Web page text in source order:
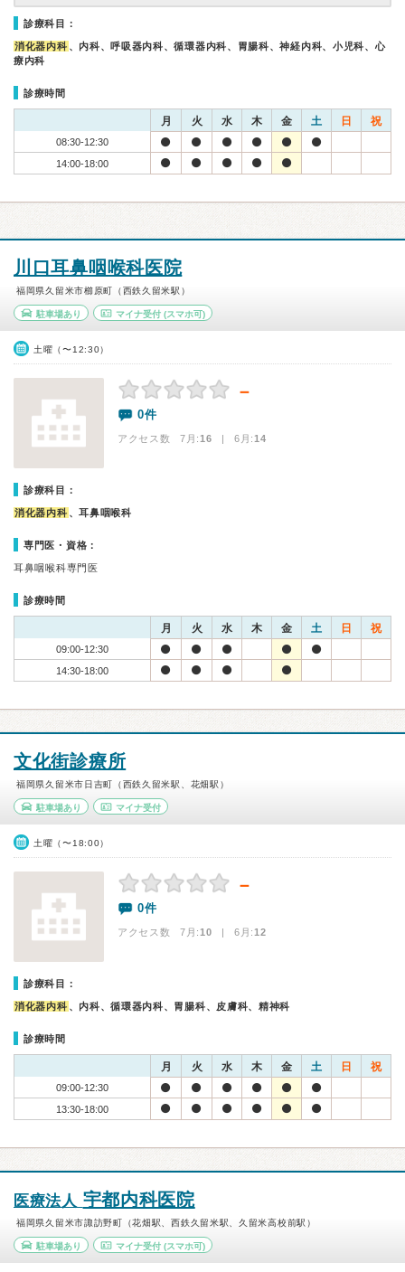
診療科目：
消化器内科 、内科、呼吸器内科、循環器内科、胃腸科、神経内科、小児科、心
療内科
診療時間
月 火 水 木 金 土 日 祝
08:30-12:30
14:00-18:00
川口耳鼻咽喉科医院
福岡県久留米市櫛原町（西鉄久留米駅）
駐車場あり マイナ受付(スマホ可)
土曜（〜12:30）
－
0件
アクセス数 7月:16 | 6月:14
診療科目：
消化器内科 、耳鼻咽喉科
専門医・資格：
耳鼻咽喉科専門医
診療時間
月 火 水 木 金 土 日 祝
09:00-12:30
14:30-18:00
文化街診療所
福岡県久留米市日吉町（西鉄久留米駅、花畑駅）
駐車場あり マイナ受付
土曜（〜18:00）
－
0件
アクセス数 7月:10 | 6月:12
診療科目：
消化器内科 、内科、循環器内科、胃腸科、皮膚科、精神科
診療時間
月 火 水 木 金 土 日 祝
09:00-12:30
13:30-18:00
医療法人 宇都内科医院
福岡県久留米市諏訪野町（花畑駅、西鉄久留米駅、久留米高校前駅）
駐車場あり マイナ受付(スマホ可)